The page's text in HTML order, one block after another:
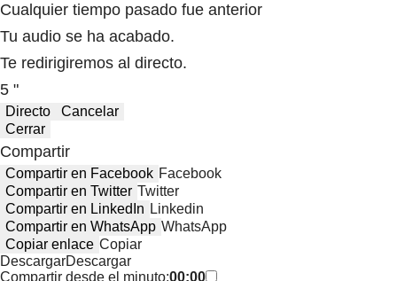
Cualquier tiempo pasado fue anterior
Tu audio se ha acabado.
Te redirigiremos al directo.
5 "
Directo
Cancelar
Cerrar
Compartir
Compartir en Facebook Facebook
Compartir en Twitter Twitter
Compartir en LinkedIn Linkedin
Compartir en WhatsApp WhatsApp
Copiar enlace Copiar
DescargarDescargar
Compartir desde el minuto:00:00